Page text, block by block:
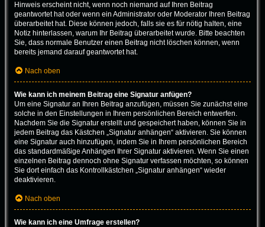
Hinweis erscheint nicht, wenn noch niemand auf Ihren Beitrag
geantwortet hat oder wenn ein Administrator oder Moderator Ihren Beitrag
überarbeitet hat. Diese können jedoch, falls sie es für nötig halten, eine
Notiz hinterlassen, warum Ihr Beitrag überarbeitet wurde. Bitte beachten
Sie, dass normale Benutzer einen Beitrag nicht löschen können, wenn
bereits jemand darauf geantwortet hat.
Nach oben
Wie kann ich meinem Beitrag eine Signatur anfügen?
Um eine Signatur an Ihren Beitrag anzufügen, müssen Sie zunächst eine
solche in den Einstellungen in Ihrem persönlichen Bereich entwerfen.
Nachdem Sie die Signatur erstellt und gespeichert haben, können Sie in
jedem Beitrag das Kästchen „Signatur anhängen“ aktivieren. Sie können
eine Signatur auch hinzufügen, indem Sie in Ihrem persönlichen Bereich
das standardmäßige Anhängen Ihrer Signatur aktivieren. Wenn Sie einen
einzelnen Beitrag dennoch ohne Signatur verfassen möchten, so können
Sie dort einfach das Kontrollkästchen „Signatur anhängen“ wieder
deaktivieren.
Nach oben
Wie kann ich eine Umfrage erstellen?